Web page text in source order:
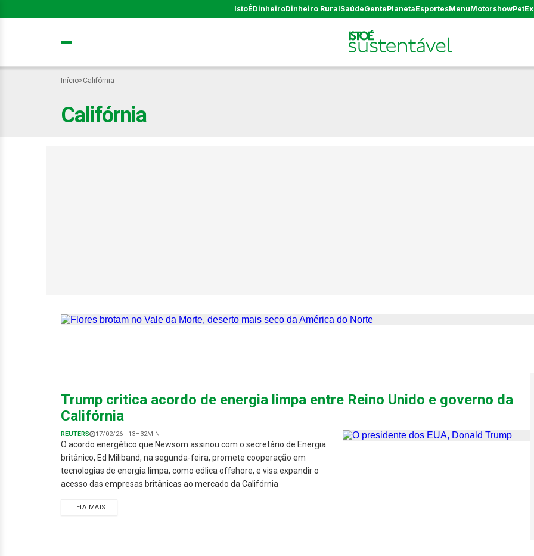
IstoÉDinheiroDinheiro RuralSaúdeGentePlanetaEsportesMenuMotorshowPet
Início>Califórnia
Califórnia
Trump critica acordo de energia limpa entre Reino Unido e governo da
Califórnia
REUTERS 17/02/26 - 13H32MIN
O acordo energético que Newsom assinou com o secretário de Energia
britânico, Ed Miliband, na segunda-feira, promete cooperação em
tecnologias de energia limpa, como eólica offshore, e visa expandir o
acesso das empresas britânicas ao mercado da Califórnia
LEIA MAIS